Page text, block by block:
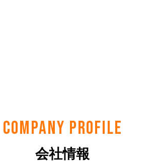
COMPANY PROFILE
会社情報